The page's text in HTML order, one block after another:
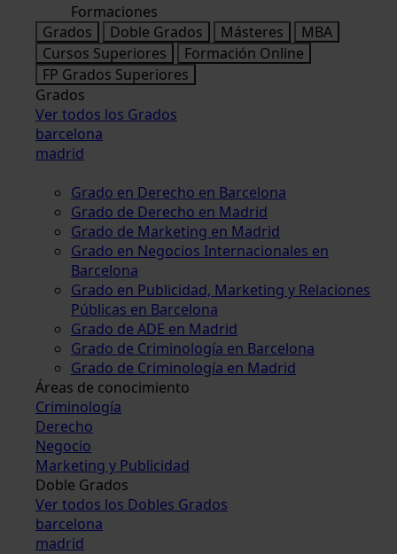
Formaciones
Grados
Doble Grados Másteres
MBA
Cursos Superiores
Formación Online
FP Grados Superiores
Grados
Ver todos los Grados
barcelona
madrid
Grado en Derecho en Barcelona
Grado de Derecho en Madrid
Grado de Marketing en Madrid
Grado en Negocios Internacionales en
Barcelona
Grado en Publicidad, Marketing y Relaciones
Públicas en Barcelona
Grado de ADE en Madrid
Grado de Criminología en Barcelona
Grado de Criminología en Madrid
Áreas de conocimiento
Criminología
Derecho
Negocio
Marketing y Publicidad
Doble Grados
Ver todos los Dobles Grados
barcelona
madrid